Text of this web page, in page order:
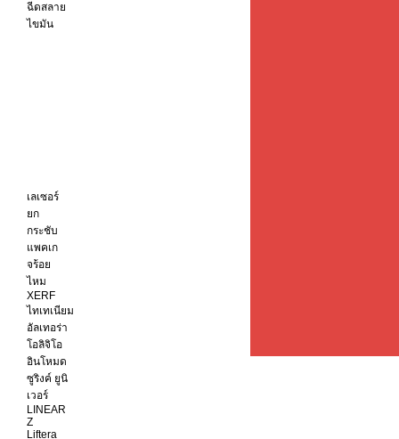
ฉีดสลาย
ไขมัน
เลเซอร์
ยก
กระชับ
แพคเก
จร้อย
ไหม
XERF
ไทเทเนียม
อัลเทอร่า
โอลิจิโอ
อินโหมด
ซูริงค์ ยูนิ
เวอร์
LINEAR
Z
Liftera